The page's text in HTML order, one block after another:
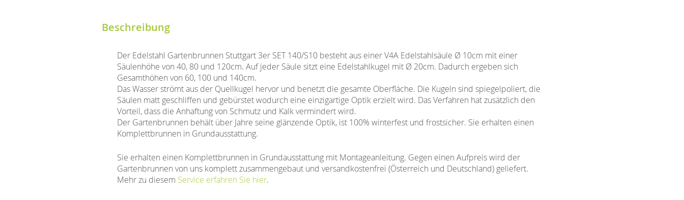
Beschreibung
Der Edelstahl Gartenbrunnen Stuttgart 3er SET 140/S10 besteht aus einer V4A Edelstahlsäule Ø 10cm mit einer
Säulenhöhe von 40, 80 und 120cm. Auf jeder Säule sitzt eine Edelstahlkugel mit Ø 20cm. Dadurch ergeben sich
Gesamthöhen von 60, 100 und 140cm.
Das Wasser strömt aus der Quellkugel hervor und benetzt die gesamte Oberfläche. Die Kugeln sind spiegelpoliert, die
Säulen matt geschliffen und gebürstet wodurch eine einzigartige Optik erzielt wird. Das Verfahren hat zusätzlich den
Vorteil, dass die Anhaftung von Schmutz und Kalk vermindert wird.
Der Gartenbrunnen behält über Jahre seine glänzende Optik, ist 100% winterfest und frostsicher. Sie erhalten einen
Komplettbrunnen in Grundausstattung.
Sie erhalten einen Komplettbrunnen in Grundausstattung mit Montageanleitung. Gegen einen Aufpreis wird der
Gartenbrunnen von uns komplett zusammengebaut und versandkostenfrei (Österreich und Deutschland) geliefert.
Mehr zu diesem Service erfahren Sie hier.